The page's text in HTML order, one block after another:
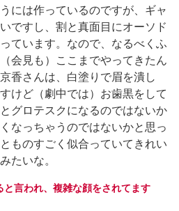
には作っているのですが、ギャ
ですし、割と真面目にオーソド
ています。なので、なるべくふ
会見も）ここまでやってきたん
香さんは、白塗りで眉を潰し
けど（劇中では）お歯黒をして
グロテスクになるのではないか
なっちゃうのではないかと思っ
ものすごく似合っていてきれい
たいな。
言われ、複雑な顔をされてます